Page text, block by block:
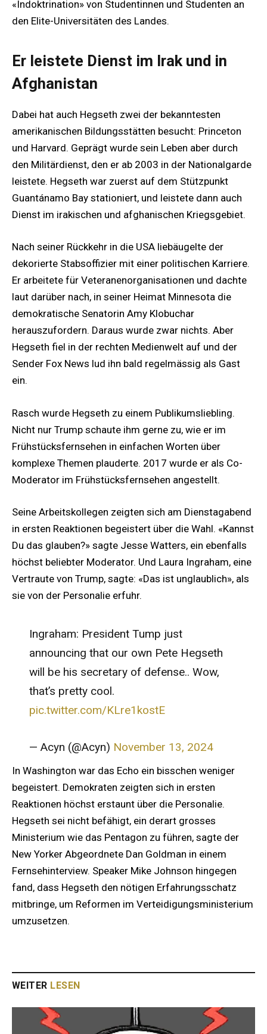
«Indoktrination» von Studentinnen und Studenten an
den Elite-Universitäten des Landes.
Er leistete Dienst im Irak und in
Afghanistan
Dabei hat auch Hegseth zwei der bekanntesten
amerikanischen Bildungsstätten besucht: Princeton
und Harvard. Geprägt wurde sein Leben aber durch
den Militärdienst, den er ab 2003 in der Nationalgarde
leistete. Hegseth war zuerst auf dem Stützpunkt
Guantánamo Bay stationiert, und leistete dann auch
Dienst im irakischen und afghanischen Kriegsgebiet.
Nach seiner Rückkehr in die USA liebäugelte der
dekorierte Stabsoffizier mit einer politischen Karriere.
Er arbeitete für Veteranenorganisationen und dachte
laut darüber nach, in seiner Heimat Minnesota die
demokratische Senatorin Amy Klobuchar
herauszufordern. Daraus wurde zwar nichts. Aber
Hegseth fiel in der rechten Medienwelt auf und der
Sender Fox News lud ihn bald regelmässig als Gast
ein.
Rasch wurde Hegseth zu einem Publikumsliebling.
Nicht nur Trump schaute ihm gerne zu, wie er im
Frühstücksfernsehen in einfachen Worten über
komplexe Themen plauderte. 2017 wurde er als Co-
Moderator im Frühstücksfernsehen angestellt.
Seine Arbeitskollegen zeigten sich am Dienstagabend
in ersten Reaktionen begeistert über die Wahl. «Kannst
Du das glauben?» sagte Jesse Watters, ein ebenfalls
höchst beliebter Moderator. Und Laura Ingraham, eine
Vertraute von Trump, sagte: «Das ist unglaublich», als
sie von der Personalie erfuhr.
Ingraham: President Tump just
announcing that our own Pete Hegseth
will be his secretary of defense.. Wow,
that’s pretty cool.
pic.twitter.com/KLre1kostE
— Acyn (@Acyn) November 13, 2024
In Washington war das Echo ein bisschen weniger
begeistert. Demokraten zeigten sich in ersten
Reaktionen höchst erstaunt über die Personalie.
Hegseth sei nicht befähigt, ein derart grosses
Ministerium wie das Pentagon zu führen, sagte der
New Yorker Abgeordnete Dan Goldman in einem
Fernsehinterview. Speaker Mike Johnson hingegen
fand, dass Hegseth den nötigen Erfahrungsschatz
mitbringe, um Reformen im Verteidigungsministerium
umzusetzen.
WEITER LESEN